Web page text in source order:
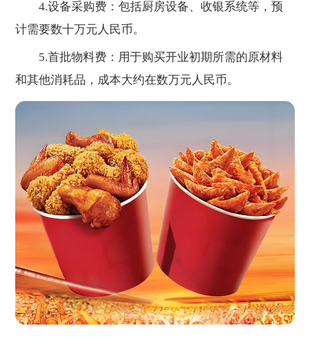
4.设备采购费：包括厨房设备、收银系统等，预
计需要数十万元人民币。
5.首批物料费：用于购买开业初期所需的原材料
和其他消耗品，成本大约在数万元人民币。